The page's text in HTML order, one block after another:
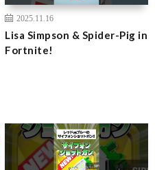
2025.11.16
Lisa Simpson & Spider-Pig in
Fortnite!